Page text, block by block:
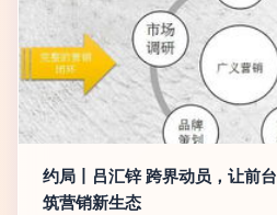
约局丨吕汇锌 跨界动员，让前
筑营销新生态